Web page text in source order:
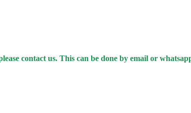
contact us. This can be done by email or